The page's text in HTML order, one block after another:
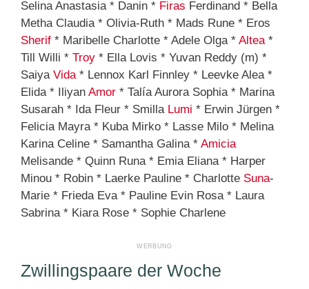
Selina Anastasia * Danin * Firas Ferdinand * Bella
Metha Claudia * Olivia-Ruth * Mads Rune * Eros
Sherif * Maribelle Charlotte * Adele Olga * Altea*
Till Willi * Troy * Ella Lovis * Yuvan Reddy (m) *
Saiya Vida* Lennox Karl Finnley * Leevke Alea *
Elida * Iliyan Amor * Talía Aurora Sophia * Marina
Susarah * Ida Fleur * Smilla Lumi * Erwin Jürgen *
Felicia Mayra * Kuba Mirko * Lasse Milo * Melina
Karina Celine * Samantha Galina * Amicia
Melisande * Quinn Runa * Emia Eliana * Harper
Minou * Robin * Laerke Pauline * Charlotte Suna-
Marie * Frieda Eva * Pauline Evin Rosa * Laura
Sabrina * Kiara Rose * Sophie Charlene
Zwillingspaare der Woche